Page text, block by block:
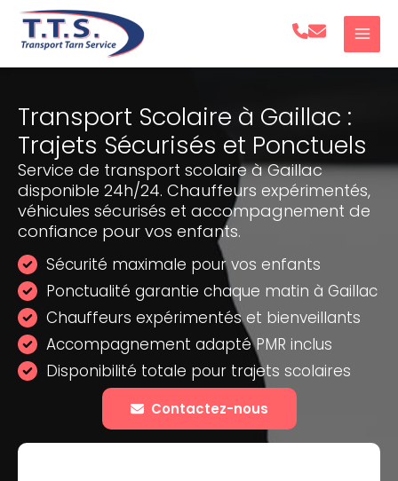
Aller
Transport Scolaire à Gaillac :
Trajets Sécurisés et Ponctuels
Service de transport scolaire à Gaillac
disponible 24h/24. Chauffeurs expérimentés,
véhicules sécurisés et accompagnement de
confiance pour vos enfants.
Sécurité maximale pour vos enfants
Ponctualité garantie chaque matin à Gaillac
Chauffeurs expérimentés et bienveillants
Accompagnement adapté PMR inclus
Disponibilité totale pour trajets scolaires
Contactez-nous